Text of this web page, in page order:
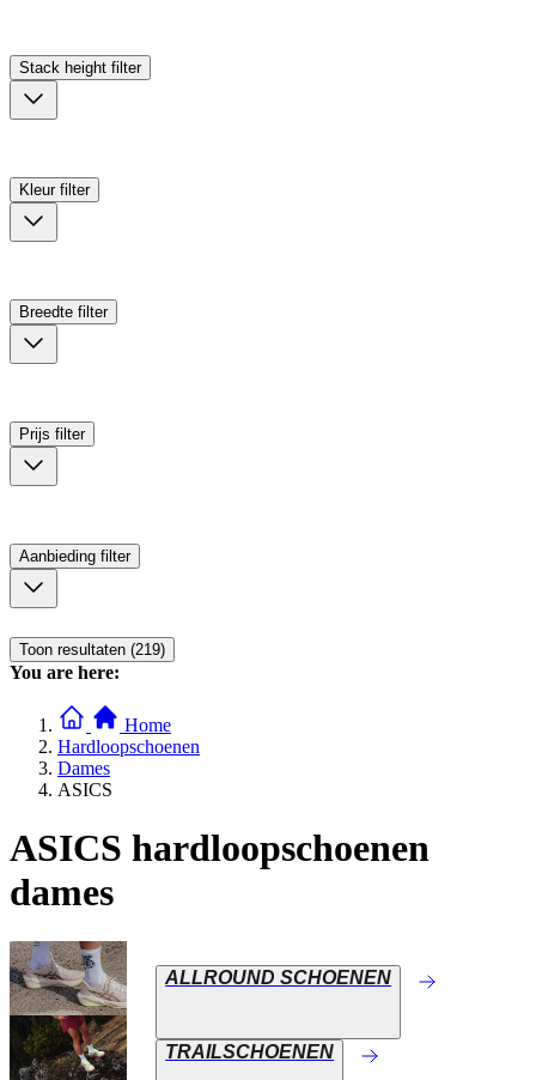
Stack height filter
Kleur filter
Breedte filter
Prijs filter
Aanbieding filter
Toon resultaten (219)
You are here:
Home
Hardloopschoenen
Dames
ASICS
ASICS hardloopschoenen
dames
ALLROUND SCHOENEN
TRAILSCHOENEN